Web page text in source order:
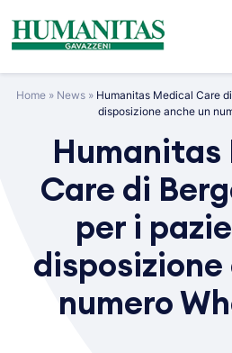
content
Home » News » Humanitas Medical Care
disposizione anche un
Humanitas
Care di
per i
disposizione
numero